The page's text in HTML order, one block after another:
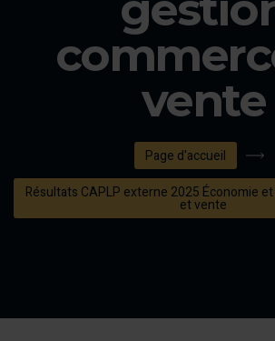
vente
Page d'accueil
Résultats CAPLP externe 2025 Économie
et vente